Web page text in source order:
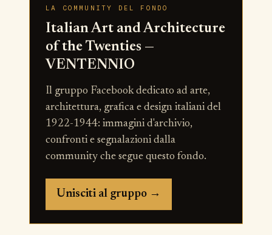
LA COMMUNITY DEL FONDO
Italian Art and Architecture
of the Twenties —
VENTENNIO
Il gruppo Facebook dedicato ad arte,
architettura, grafica e design italiani del
1922-1944: immagini d'archivio,
confronti e segnalazioni dalla
community che segue questo fondo.
Unisciti al gruppo →